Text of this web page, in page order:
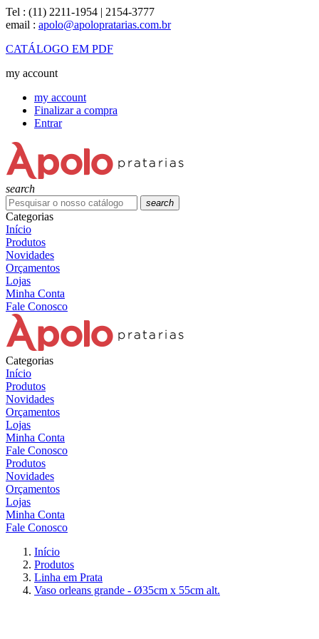
Tel : (11) 2211-1954 | 2154-3777
email : apolo@apolopratarias.com.br
CATÁLOGO EM PDF
my account
my account
Finalizar a compra
Entrar
search
search
Categorias
Início
Produtos
Novidades
Orçamentos
Lojas
Minha Conta
Fale Conosco
Categorias
Início
Produtos
Novidades
Orçamentos
Lojas
Minha Conta
Fale Conosco
Produtos
Novidades
Orçamentos
Lojas
Minha Conta
Fale Conosco
Início
Produtos
Linha em Prata
Vaso orleans grande - Ø35cm x 55cm alt.